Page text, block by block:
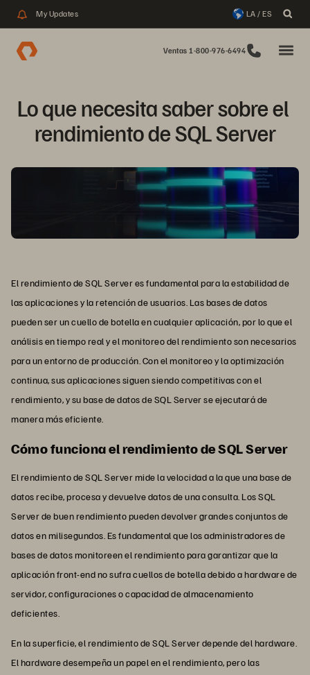
My Updates LA / ES
Ventas 1-800-976-6494
Lo que necesita saber sobre el
rendimiento de SQL Server
El rendimiento de SQL Server es fundamental para la estabilidad de
las aplicaciones y la retención de usuarios. Las bases de datos
pueden ser un cuello de botella en cualquier aplicación, por lo que el
análisis en tiempo real y el monitoreo del rendimiento son necesarios
para un entorno de producción. Con el monitoreo y la optimización
continua, sus aplicaciones siguen siendo competitivas con el
rendimiento, y su base de datos de SQL Server se ejecutará de
manera más eficiente.
Cómo funciona el rendimiento de SQL Server
El rendimiento de SQL Server mide la velocidad a la que una base de
datos recibe, procesa y devuelve datos de una consulta. Los SQL
Server de buen rendimiento pueden devolver grandes conjuntos de
datos en milisegundos. Es fundamental que los administradores de
bases de datos monitoreen el rendimiento para garantizar que la
aplicación front-end no sufra cuellos de botella debido a hardware de
servidor, configuraciones o capacidad de almacenamiento
deficientes.
En la superficie, el rendimiento de SQL Server depende del hardware.
El hardware desempeña un papel en el rendimiento, pero las